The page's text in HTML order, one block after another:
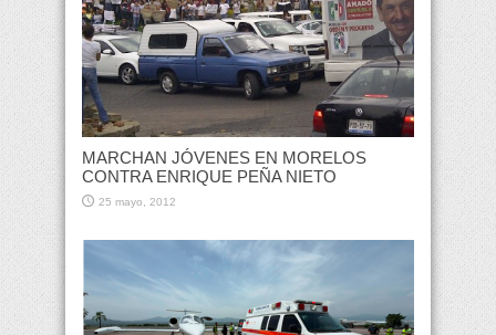
MARCHAN JÓVENES EN MORELOS
CONTRA ENRIQUE PEÑA NIETO
25 mayo, 2012